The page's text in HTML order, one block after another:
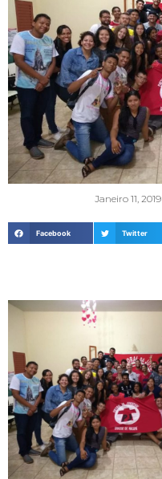
Janeiro 11, 2019
Facebook Twitter